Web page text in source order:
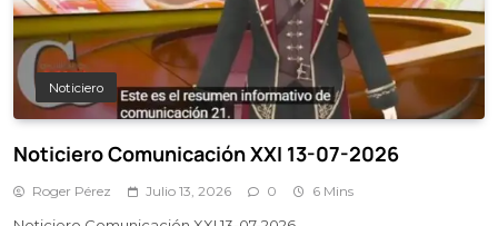
Noticiero
Noticiero Comunicación XXI 13-07-2026
Roger Pérez Julio 13, 2026 0 6 Mins